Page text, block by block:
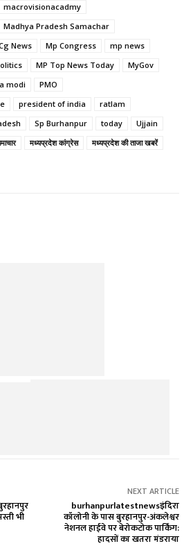
macrovisionacadmy
Madhya Pradesh Samachar
News Mp Congress
mp news
MP Top News Today
MyGov
modi
PMO
president of india
ratlam
Sp Burhanpur today
Ujjain
मध्यप्रदेश कांग्रेस
मध्यप्रदेश की ताजा खबरें
भी
NEXT ARTICLE
burhanpurlatestnewsइंदिरा
कॉलोनी के पास बुरहानपुर-अंकलेश्वर
नेशनल हाईवे पर बेरोकटोक पार्किंग:
हादसों का खतरा मंडराया